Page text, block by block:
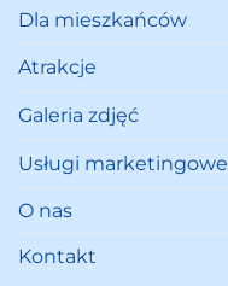
Dla mieszkańców
Atrakcje
Galeria zdjęć
Usługi marketingowe
O nas
Kontakt